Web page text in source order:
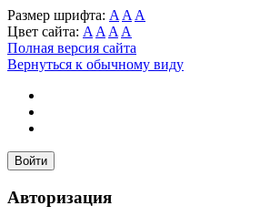
Размер шрифта: A A A
Цвет сайта: A A A A
Полная версия сайта
Вернуться к обычному виду
Войти
Авторизация